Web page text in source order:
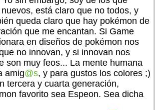
está claro que no todos, y
queda claro que hay pokémon de
que me encantan. Si Game
en diseños de pokémon nos
no innovan, y si innovan nos
son muy feos... La mente humana
amig@s, y para gustos los colores ;)
tercera y cuarta generación,
favorito sea Espeon. Sea dicha